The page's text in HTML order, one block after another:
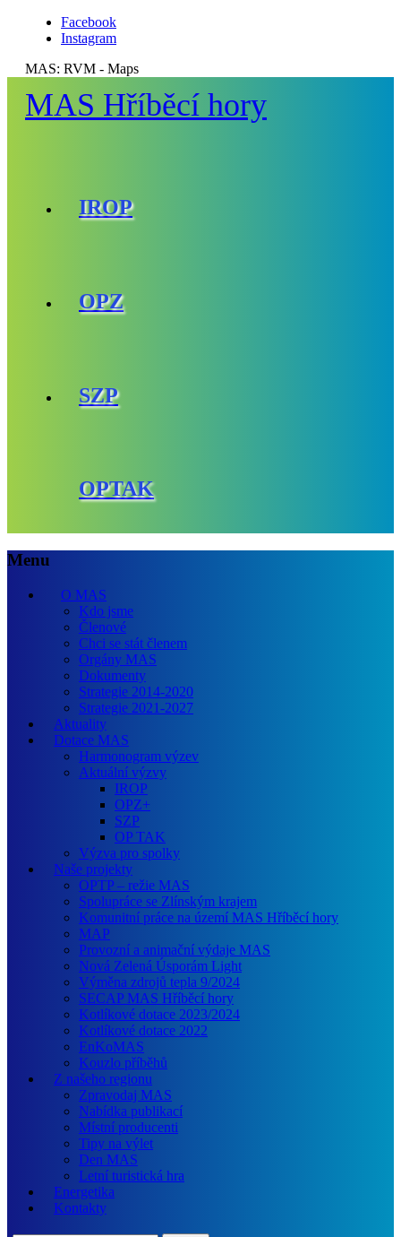
Facebook
Instagram
MAS: RVM - Maps
MAS Hříběcí hory
IROP
OPZ
SZP
OPTAK
Menu
O MAS
Kdo jsme
Členové
Chci se stát členem
Orgány MAS
Dokumenty
Strategie 2014-2020
Strategie 2021-2027
Aktuality
Dotace MAS
Harmonogram výzev
Aktuální výzvy
IROP
OPZ+
SZP
OP TAK
Výzva pro spolky
Naše projekty
OPTP – režie MAS
Spolupráce se Zlínským krajem
Komunitní práce na území MAS Hříběcí hory
MAP
Provozní a animační výdaje MAS
Nová Zelená Úsporám Light
Výměna zdrojů tepla 9/2024
SECAP MAS Hříběcí hory
Kotlíkové dotace 2023/2024
Kotlíkové dotace 2022
EnKoMAS
Kouzlo příběhů
Z našeho regionu
Zpravodaj MAS
Nabídka publikací
Místní producenti
Tipy na výlet
Den MAS
Letní turistická hra
Energetika
Kontakty